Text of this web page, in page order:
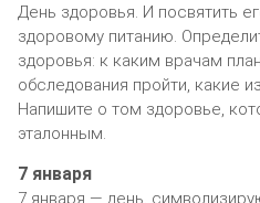
День здоровья. И посвятить
здоровому питанию.
здоровья: к каким врачам
обследования пройти, какие
Напишите о том здоровье,
эталонным.
7 января
7 января — день,